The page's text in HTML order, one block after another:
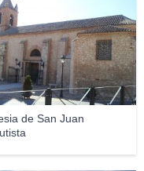
de San Juan